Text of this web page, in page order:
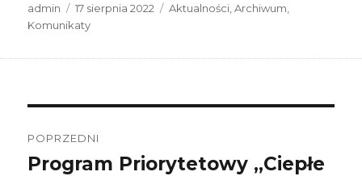
Autor
admin
Data
publikacji
17 sierpnia 2022 Kategorie
Aktualności ,Archiwum
Komunikaty
wpisu
POPRZEDNI
Poprzedni
Program Priorytetowy „Ciepłe